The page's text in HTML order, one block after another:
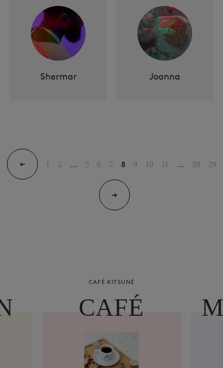
Shermar Joanna
1 2 … 5 6 7 8 9 10 11 … 28 29
CAFÉ KITSUNÉ
CAFÉ